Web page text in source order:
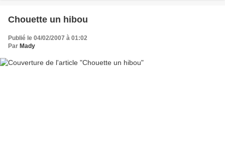
Chouette un hibou
Publié le 04/02/2007 à 01:02
Par Mady